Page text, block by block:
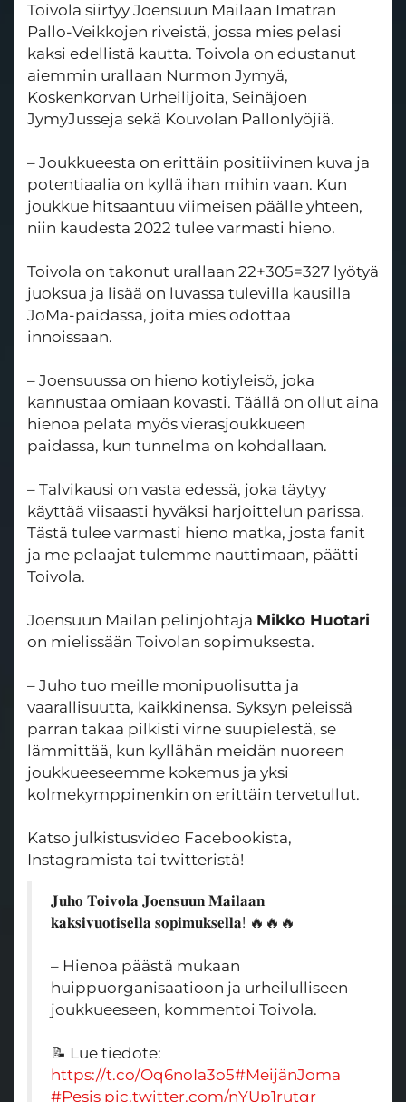
Toivola siirtyy Joensuun Mailaan Imatran
Pallo-Veikkojen riveistä, jossa mies pelasi
kaksi edellistä kautta. Toivola on edustanut
aiemmin urallaan Nurmon Jymyä,
Koskenkorvan Urheilijoita, Seinäjoen
JymyJusseja sekä Kouvolan Pallonlyöjiä.
– Joukkueesta on erittäin positiivinen kuva ja
potentiaalia on kyllä ihan mihin vaan. Kun
joukkue hitsaantuu viimeisen päälle yhteen,
niin kaudesta 2022 tulee varmasti hieno.
Toivola on takonut urallaan 22+305=327 lyötyä
juoksua ja lisää on luvassa tulevilla kausilla
JoMa-paidassa, joita mies odottaa
innoissaan.
– Joensuussa on hieno kotiyleisö, joka
kannustaa omiaan kovasti. Täällä on ollut aina
hienoa pelata myös vierasjoukkueen
paidassa, kun tunnelma on kohdallaan.
– Talvikausi on vasta edessä, joka täytyy
käyttää viisaasti hyväksi harjoittelun parissa.
Tästä tulee varmasti hieno matka, josta fanit
ja me pelaajat tulemme nauttimaan, päätti
Toivola.
Joensuun Mailan pelinjohtaja Mikko Huotari
on mielissään Toivolan sopimuksesta.
– Juho tuo meille monipuolisutta ja
vaarallisuutta, kaikkinensa. Syksyn peleissä
parran takaa pilkisti virne suupielestä, se
lämmittää, kun kyllähän meidän nuoreen
joukkueeseemme kokemus ja yksi
kolmekymppinenkin on erittäin tervetullut.
Katso julkistusvideo Facebookista,
Instagramista tai twitteristä!
𝐉𝐮𝐡𝐨 𝐓𝐨𝐢𝐯𝐨𝐥𝐚 𝐉𝐨𝐞𝐧𝐬𝐮𝐮𝐧 𝐌𝐚𝐢𝐥𝐚𝐚𝐧
𝐤𝐚𝐤𝐬𝐢𝐯𝐮𝐨𝐭𝐢𝐬𝐞𝐥𝐥𝐚 𝐬𝐨𝐩𝐢𝐦𝐮𝐤𝐬𝐞𝐥𝐥𝐚! 🔥🔥🔥
– Hienoa päästä mukaan
huippuorganisaatioon ja urheilulliseen
joukkueeseen, kommentoi Toivola.
📝 Lue tiedote:
https://t.co/Oq6noIa3o5#MeijänJoma
#Pesis pic.twitter.com/nYUp1rutqr